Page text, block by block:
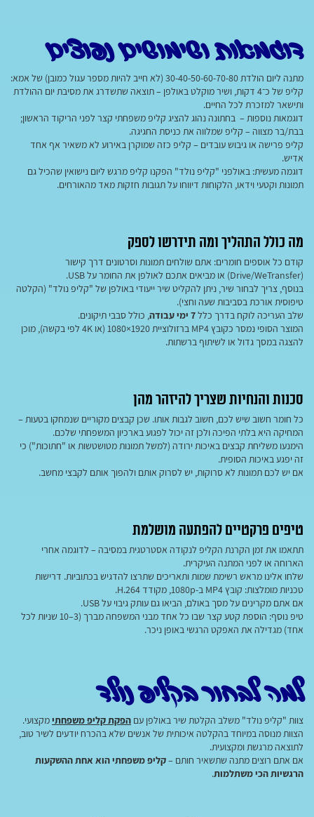
דוגמאות ושימושים נפוצים
מתנה ליום הולדת 30-40-50-60-70-80 (לא חייב להיות מספר עגול כמובן) של אמא:
קליפ של כ־4 דקות, ושיר מוקלט באולפן – תוצאה שתשדרג את מסיבת יום ההולדת
ותישאר למזכרת לכל החיים.
דוגמאות נוספות – בחתונה נהוג להציג קליפ משפחתי קצר לפני הריקוד הראשון;
בבת/בר מצווה – קליפ שמלווה את כניסת החגיגה.
קליפ פרישה או גיבוש עובדים – קליפ כזה שמוקרן באירוע לא משאיר אף אחד
אדיש.
דוגמה מעשית: באולפני "קליפ נולד" הפקנו קליפ מרגש ליום נישואין שהכיל גם
תמונות וקטעי וידאו, הלקוחות דיווחו על תגובות חזקות מאד מהאורחים.
מה כולל התהליך ומה תידרשו לספק
קודם כל אוספים חומרים: אתם שולחים תמונות וסרטונים דרך קישור
(Drive/WeTransfer) או מביאים אתכם לאולפן את החומר על USB.
בנוסף, צריך לבחור שיר, ניתן להקליט שיר ייעודי באולפן של "קליפ נולד" (הקלטה
טיפוסית אורכת בסביבות שעה וחצי).
שלב העריכה לוקח בדרך כלל7 ימי עבודה
, כולל סבבי תיקונים.
המוצר הסופי נמסר כקובץ MP4 ברזולוציית 1920×1080 (או 4K לפי בקשה), מוכן
להצגה במסך גדול או לשיתוף ברשתות.
סכנות והנחיות שצריך להיזהר מהן
כל חומר חשוב שיש לכם, חשוב לגבות אותו. שכן קבצים מקוריים שנמחקו בטעות –
המחיקה היא בלתי הפיכה ולכן זה יכול לפגוע בארכיון המשפחתי שלכם.
הימנעו משליחת קבצים באיכות ירודה (למשל תמונות מטושטשות או "חתוכות") כי
זה יפגע באיכות הסופית.
אם יש לכם תמונות לא סרוקות, יש לסרוק אותם ולהפוך אותם לקבצי מחשב.
טיפים פרקטיים להפתעה מושלמת
תתאמו את זמן הקרנת הקליפ לנקודה אסטרטגית במסיבה – לדוגמה אחרי
הארוחה או לפני המתנה העיקרית.
שלחו אלינו מראש רשימת שמות ותאריכים שתרצו להדגיש בכתוביות. דרישות
טכניות מומלצות: קובץ MP4 ב‑1080p, מקודד H.264.
אם אתם מקרינים על מסך באולם, הביאו גם עותק גיבוי על USB.
טיפ נוסף: הוספת קטע קצר שבו כל אחד מבני המשפחה מברך (3–10 שניות לכל
אחד) מגדילה את האפקט הרגשי באופן ניכר.
למה לבחור בקליפ נולד
צוות "קליפ נולד" משלב הקלטת שיר באולפן עם הפקת קליפ משפחתימקצועי.
הצוות מנוסה במיוחד בהקלטה איכותית של אנשים שלא בהכרח יודעים לשיר טוב,
לתוצאה מרגשת ומקצועית.
אם אתם רוצים מתנה שתשאיר חותם –קליפ משפחתי הוא אחת ההשקעות
הרגשיות הכי משתלמות.